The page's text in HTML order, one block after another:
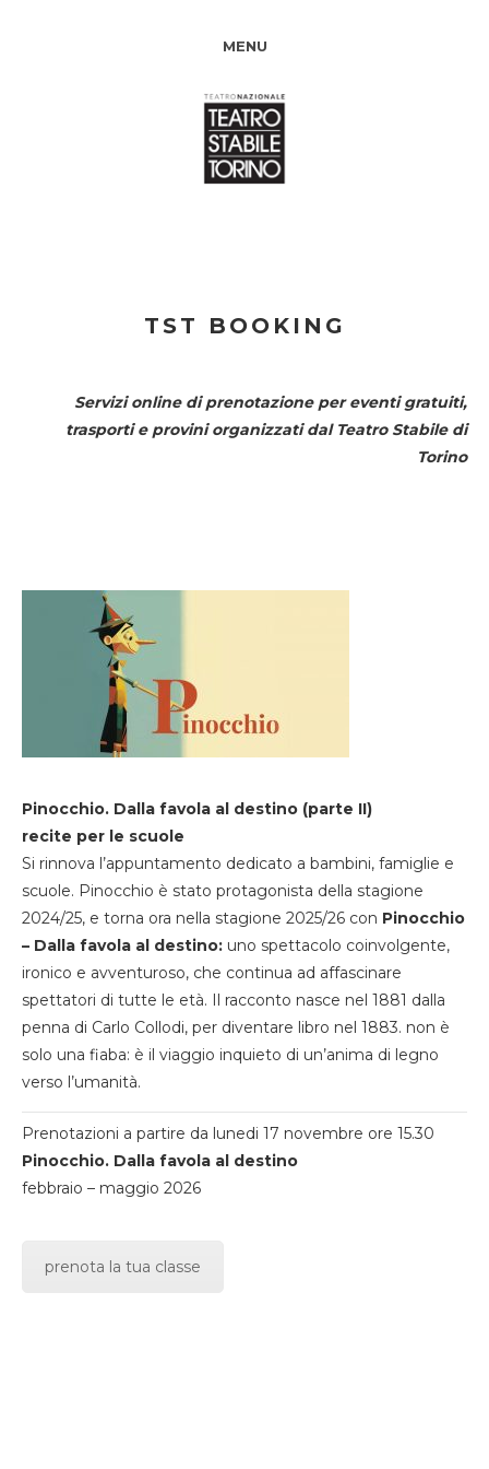
MENU
TST BOOKING
Servizi online di prenotazione per eventi gratuiti,
trasporti e provini organizzati dal Teatro Stabile di
Torino
Pinocchio. Dalla favola al destino (parte II)
recite per le scuole
Si rinnova l’appuntamento dedicato a bambini, famiglie e
scuole. Pinocchio è stato protagonista della stagione
2024/25, e torna ora nella stagione 2025/26 con Pinocchio
– Dalla favola al destino: uno spettacolo coinvolgente,
ironico e avventuroso, che continua ad affascinare
spettatori di tutte le età. Il racconto nasce nel 1881 dalla
penna di Carlo Collodi, per diventare libro nel 1883. non è
solo una fiaba: è il viaggio inquieto di un’anima di legno
verso l’umanità.
Prenotazioni a partire da lunedi 17 novembre ore 15.30
Pinocchio. Dalla favola al destino
febbraio – maggio 2026
prenota la tua classe